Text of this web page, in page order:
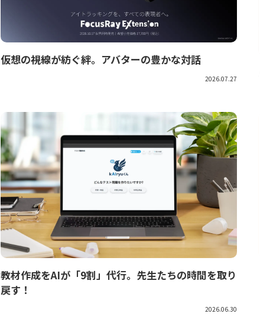
仮想の視線が紡ぐ絆。アバターの豊かな対話
2026.07.27
教材作成をAIが「9割」代行。先生たちの時間を取り
戻す！
2026.06.30